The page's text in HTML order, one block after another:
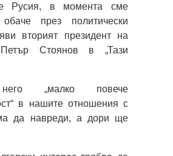
Русия, в момента сме
обаче през политически
вторият президент на
Стоянов в „Тази
„малко повече
в нашите отношения с
да навреди, а дори ще